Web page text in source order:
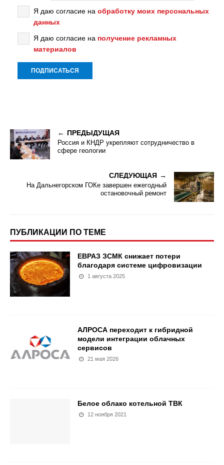
Я даю согласие на обработку моих персональных
данных
Я даю согласие на получение рекламных
материалов
ПРЕДЫДУЩАЯ
Россия и КНДР укрепляют сотрудничество в
сфере геологии
СЛЕДУЮЩАЯ
На Дальнегорском ГОКе завершен ежегодный
остановочный ремонт
ПУБЛИКАЦИИ ПО ТЕМЕ
ЕВРАЗ ЗСМК снижает потери
благодаря системе цифровизации
1 августа 2025
АЛРОСА переходит к гибридной
модели интеграции облачных
сервисов
21 мая 2026
Белое облако котельной ТВК
12 ноября 2021